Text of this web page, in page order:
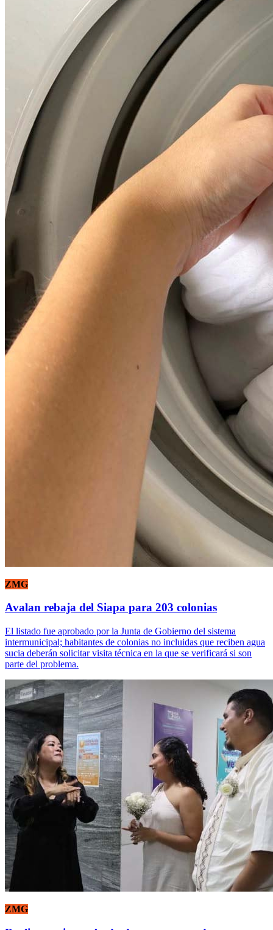
ZMG
Avalan rebaja del Siapa para 203 colonias
El listado fue aprobado por la Junta de Gobierno del sistema
intermunicipal; habitantes de colonias no incluidas que reciben agua
sucia deberán solicitar visita técnica en la que se verificará si son
parte del problema.
ZMG